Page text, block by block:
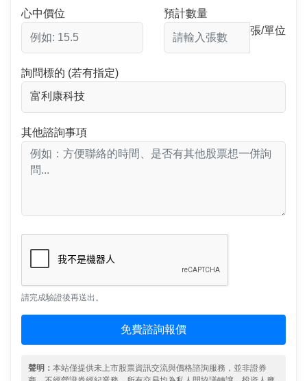
心中價位
預計數量
張/單位
詢問標的 (若有指定)
其他諮詢事項
請完成驗證後再送出。
免費諮詢報價
聲明： 本站僅提供未上市股票資訊交流與價格諮詢服務，並非證券